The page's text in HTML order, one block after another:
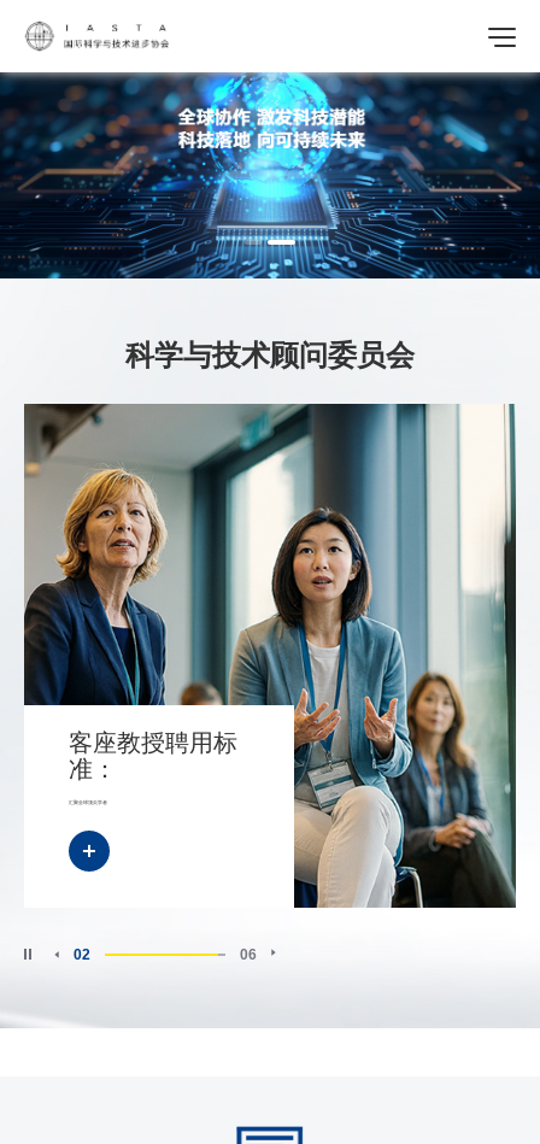
科学与技术顾问委员会
首席技术顾问聘
用标准：
连接科研与应用落地
03 06